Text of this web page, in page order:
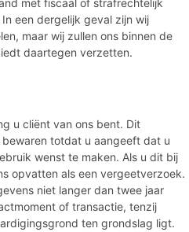
met fiscaal of strafrechtelijk
een dergelijk geval zijn wij
maar wij zullen ons binnen de
daartegen verzetten.
u cliënt van ons bent. Dit
totdat u aangeeft dat u
wenst te maken. Als u dit bij
opvatten als een vergeetverzoek.
niet langer dan twee jaar
of transactie, tenzij
ten grondslag ligt.